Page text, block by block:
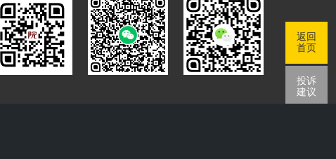
返回
首页
投诉
建议